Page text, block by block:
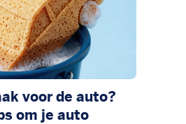
voor de auto?
om je auto